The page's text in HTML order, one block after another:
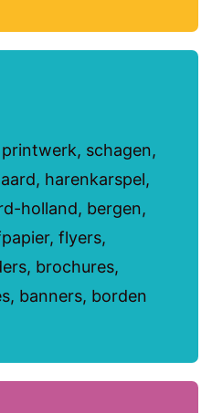
schagen,
harenkarspel,
holland, bergen,
flyers,
brochures,
banners, borden